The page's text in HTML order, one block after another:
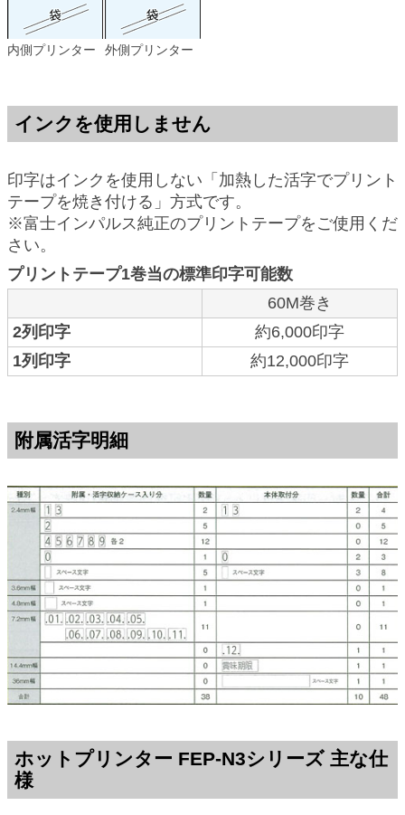
内側プリンター 外側プリンター
インクを使用しません
印字はインクを使用しない「加熱した活字でプリント
テープを焼き付ける」方式です。
※富士インパルス純正のプリントテープをご使用くだ
さい。
プリントテープ1巻当の標準印字可能数
60M巻き
2列印字
約6,000印字
1列印字
約12,000印字
附属活字明細
ホットプリンター FEP-N3シリーズ 主な仕
様